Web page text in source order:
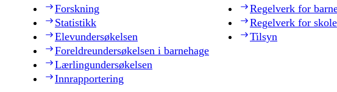
Forskning
Statistikk
Elevundersøkelsen
Foreldreundersøkelsen i barnehage
Lærlingundersøkelsen
Innrapportering
Regelverk for
Regelverk for
Tilsyn